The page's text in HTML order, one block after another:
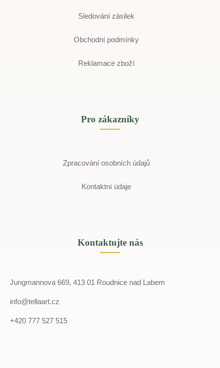
Sledování zásilek
Obchodní podmínky
Reklamace zboží
Pro zákazníky
Zpracování osobních údajů
Kontaktní údaje
Kontaktujte nás
Jungmannova 669, 413 01 Roudnice nad Labem
info@tellaart.cz
+420 777 527 515